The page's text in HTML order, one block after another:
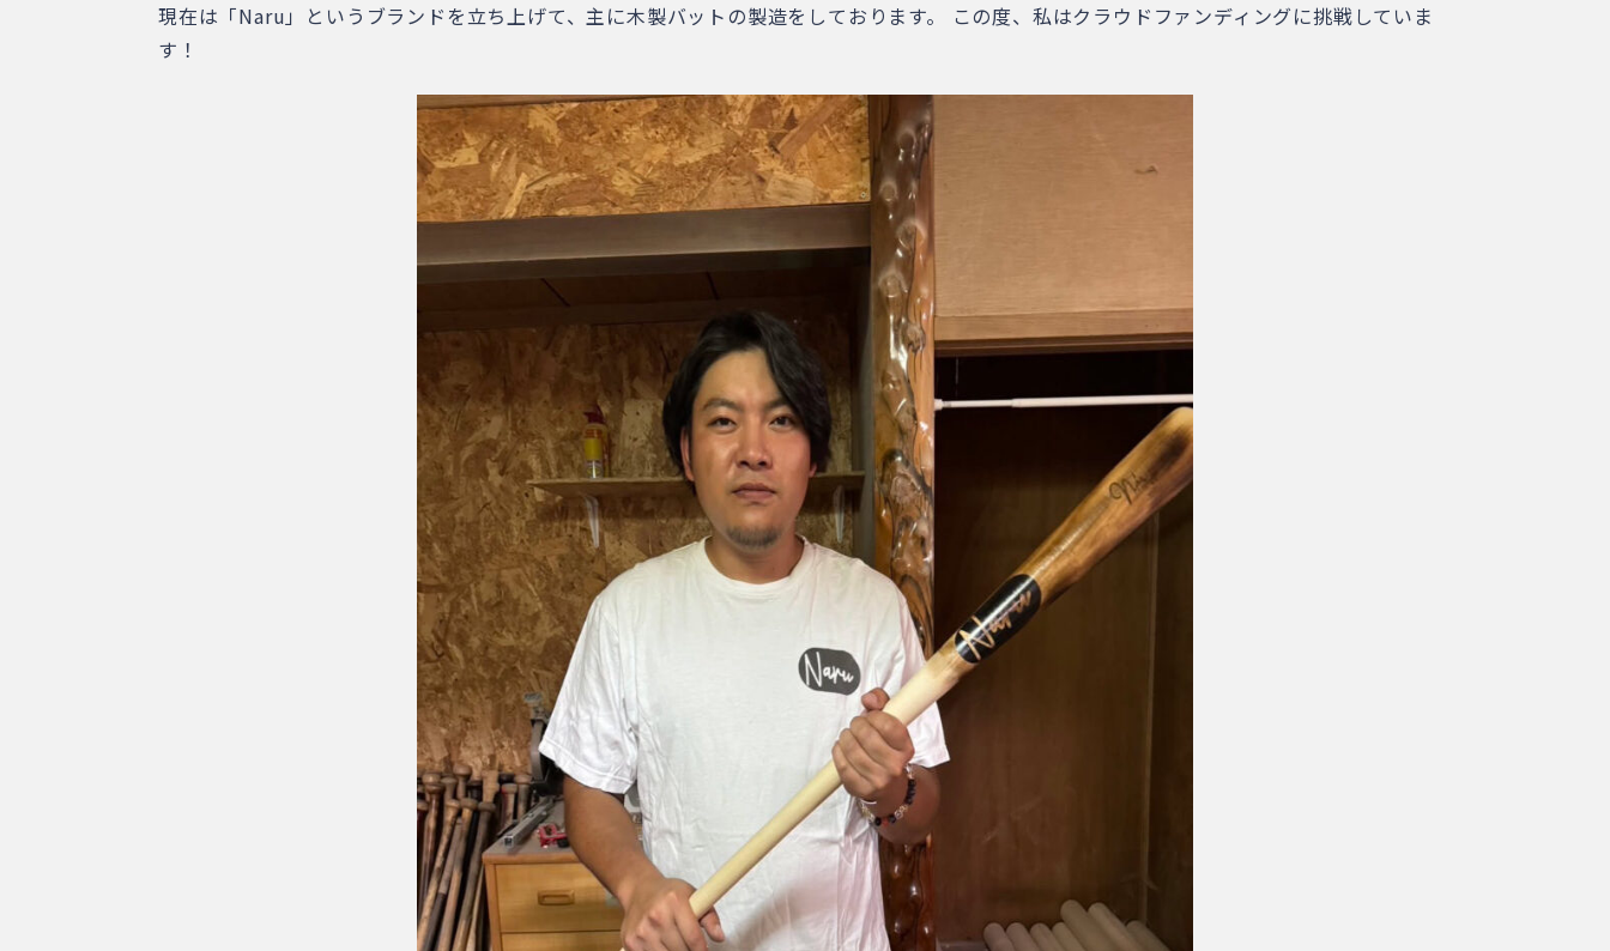
現在は「Naru」というブランドを立ち上げて、主に木製バットの製造をしております。 この度、私はクラウドファンディングに挑戦していま
す！